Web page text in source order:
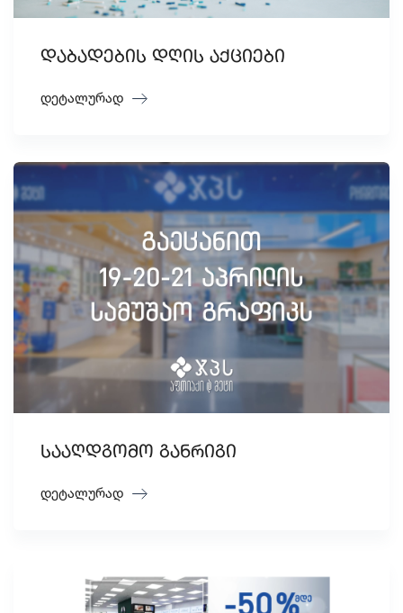
დაბადების დღის აქციები
დეტალურად
სააღდგომო განრიგი
დეტალურად